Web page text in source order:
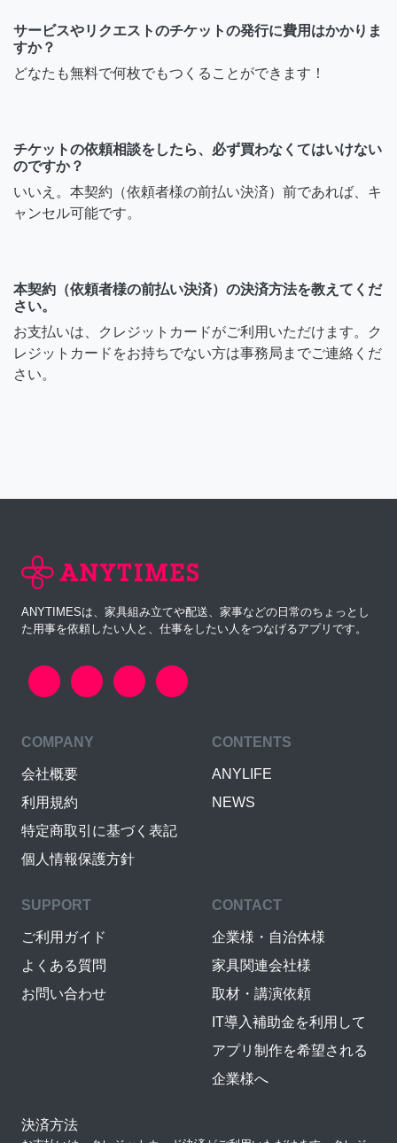
サービスやリクエストのチケットの発行に費用はかかりま
すか？
どなたも無料で何枚でもつくることができます！
チケットの依頼相談をしたら、必ず買わなくてはいけない
のですか？
いいえ。本契約（依頼者様の前払い決済）前であれば、キ
ャンセル可能です。
本契約（依頼者様の前払い決済）の決済方法を教えてくだ
さい。
お支払いは、クレジットカードがご利用いただけます。ク
レジットカードをお持ちでない方は事務局までご連絡くだ
さい。
ANYTIMESは、家具組み立てや配送、家事などの日常のちょっとし
た用事を依頼したい人と、仕事をしたい人をつなげるアプリです。
COMPANY
会社概要
利用規約
特定商取引に基づく表記
個人情報保護方針
CONTENTS
ANYLIFE
NEWS
SUPPORT
ご利用ガイド
よくある質問
お問い合わせ
CONTACT
企業様・自治体様
家具関連会社様
取材・講演依頼
IT導入補助金を利用して
アプリ制作を希望される
企業様へ
決済方法